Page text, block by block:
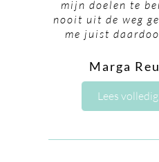
mijn doelen te
nooit uit de weg
me juist
Marga
Lees